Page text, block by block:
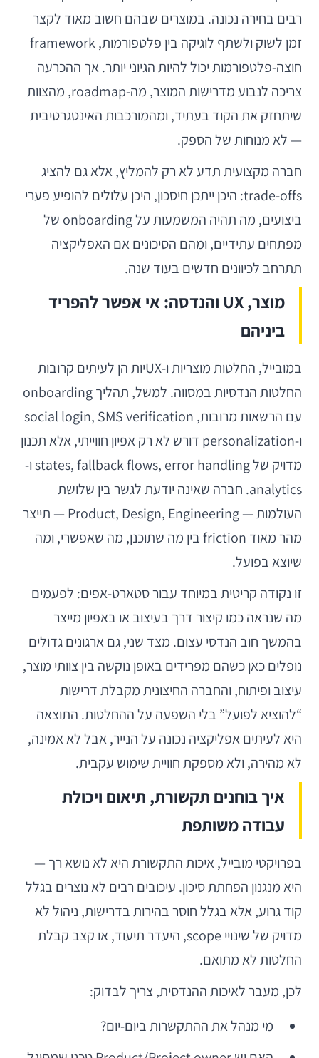
רבים בחירה נכונה. במוצרים שבהם חשוב מאוד לקצר
זמן לשוק ולשתף לוגיקה בין פלטפורמות, framework
חוצה-פלטפורמות יכול להיות הגיוני יותר. אך ההכרעה
צריכה לנבוע מדרישות המוצר, מה-roadmap, מהצוות
שיתחזק את הקוד בעתיד, ומהמורכבות האינטגרטיבית
— לא מנוחות של הספק.
חברה מקצועית תדע לא רק להמליץ, אלא גם להציג
trade-offs: היכן ייתכן חיסכון, היכן עלולים להופיע פערי
ביצועים, מה תהיה המשמעות על onboarding של
מפתחים עתידיים, ומהם הסיכונים אם האפליקציה
תתרחב לכיוונים חדשים בעוד שנה.
מוצר, UX והנדסה: אי אפשר להפריד
ביניהם
במובייל, החלטות מוצריות ו-UXיות הן לעיתים קרובות
החלטות הנדסיות במסווה. למשל, תהליך onboarding
עם הרשאות מרובות, social login, SMS verification
ו-personalization דורש לא רק אפיון חווייתי, אלא תכנון
מדויק של states, fallback flows, error handling ו-
analytics. חברה שאינה יודעת לגשר בין שלושת
העולמות — Product, Design, Engineering — תייצר
מהר מאוד friction בין מה שתוכנן, מה שאפשרי, ומה
שיוצא בפועל.
זו נקודה קריטית במיוחד עבור סטארט-אפים: לפעמים
מה שנראה כמו קיצור דרך בעיצוב או באפיון מייצר
בהמשך חוב הנדסי עצום. מצד שני, גם ארגונים גדולים
נופלים כאן כשהם מפרידים באופן נוקשה בין צוותי מוצר,
עיצוב ופיתוח, והחברה החיצונית מקבלת דרישות
“להוציא לפועל” בלי השפעה על ההחלטות. התוצאה
היא לעיתים אפליקציה נכונה על הנייר, אבל לא אמינה,
לא מהירה, ולא מספקת חוויית שימוש עקבית.
איך בוחנים תקשורת, תיאום ויכולת
עבודה משותפת
בפרויקטי מובייל, איכות התקשורת היא לא נושא רך —
היא מנגנון הפחתת סיכון. עיכובים רבים לא נוצרים בגלל
קוד גרוע, אלא בגלל חוסר בהירות בדרישות, ניהול לא
מדויק של שינויי scope, היעדר תיעוד, או קצב קבלת
החלטות לא מתואם.
לכן, מעבר לאיכות ההנדסית, צריך לבדוק:
מי מנהל את ההתקשרות ביום-יום?